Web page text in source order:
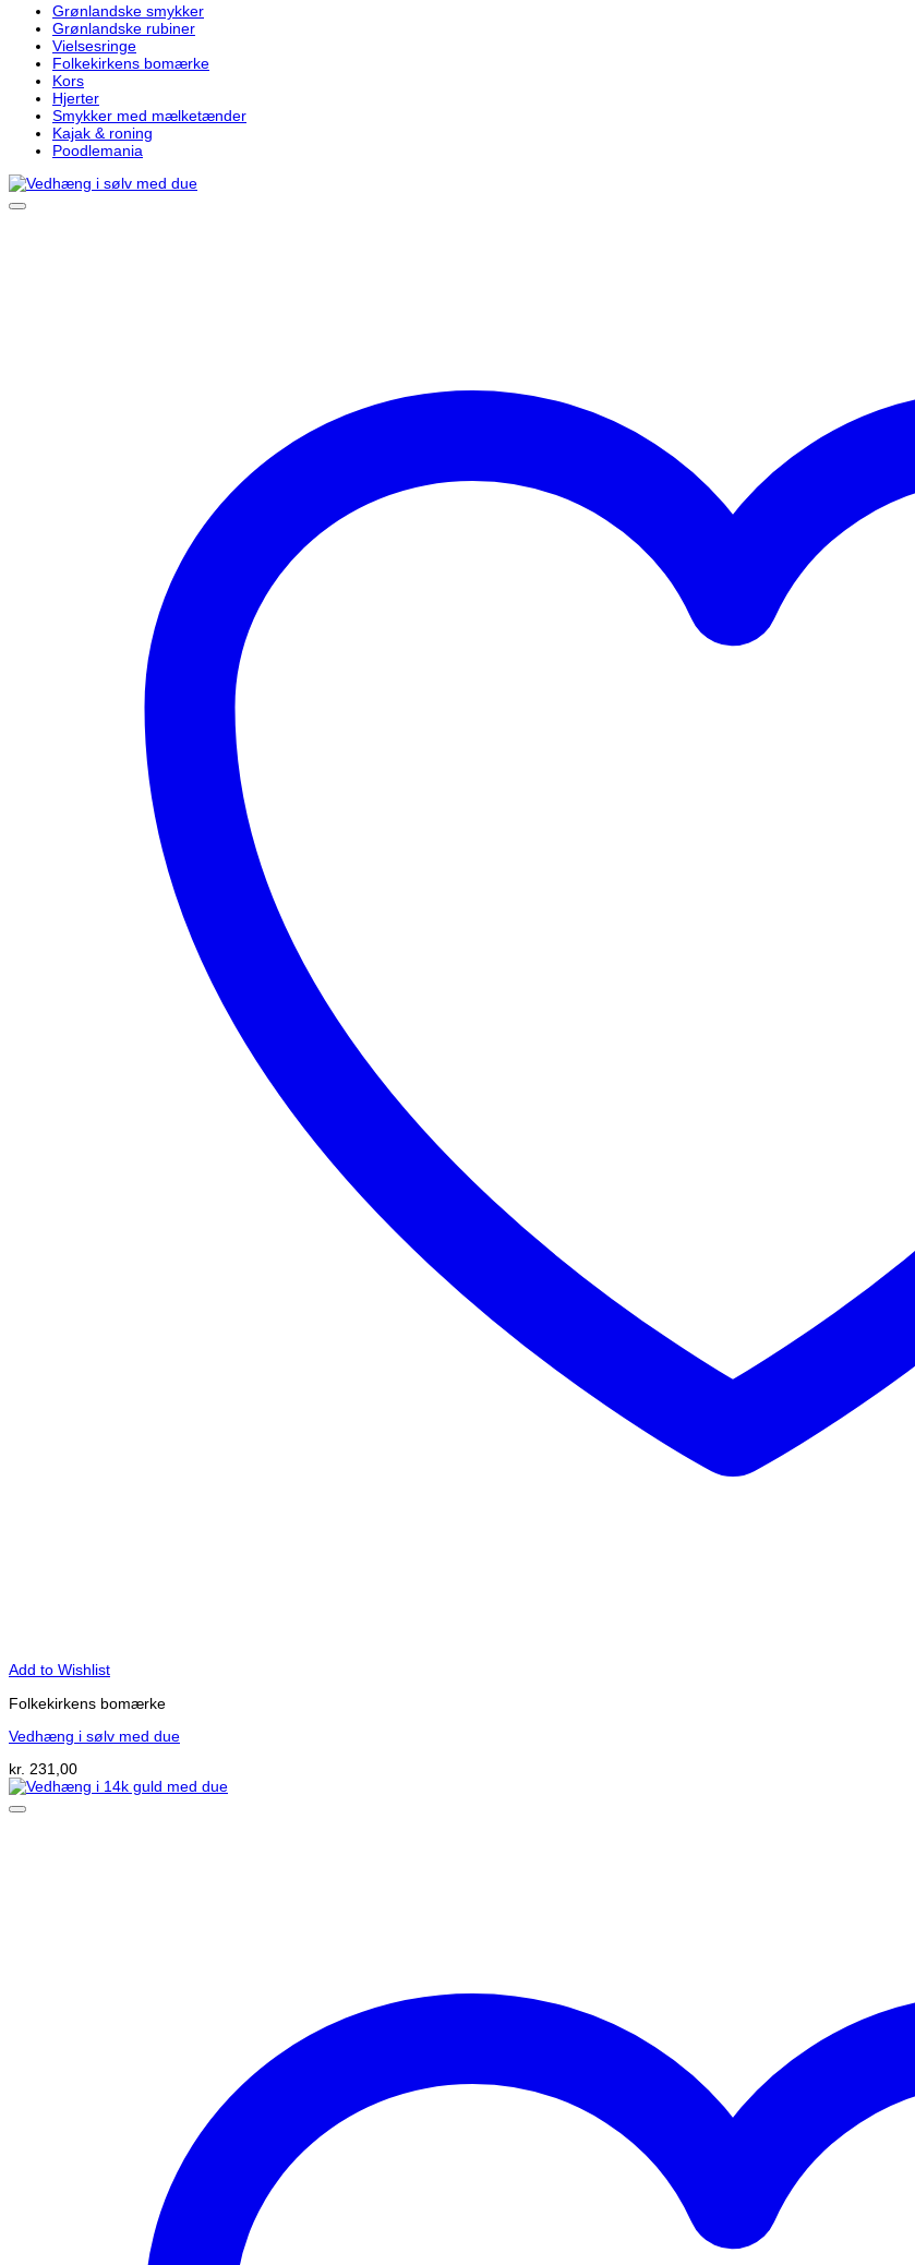
Grønlandske smykker
Grønlandske rubiner
Vielsesringe
Folkekirkens bomærke
Kors
Hjerter
Smykker med mælketænder
Kajak & roning
Poodlemania
Add to Wishlist
Folkekirkens bomærke
Vedhæng i sølv med due
kr. 231,00